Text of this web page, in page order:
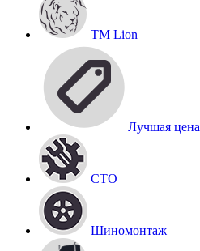
TM Lion
Лучшая цена
СТО
Шиномонтаж